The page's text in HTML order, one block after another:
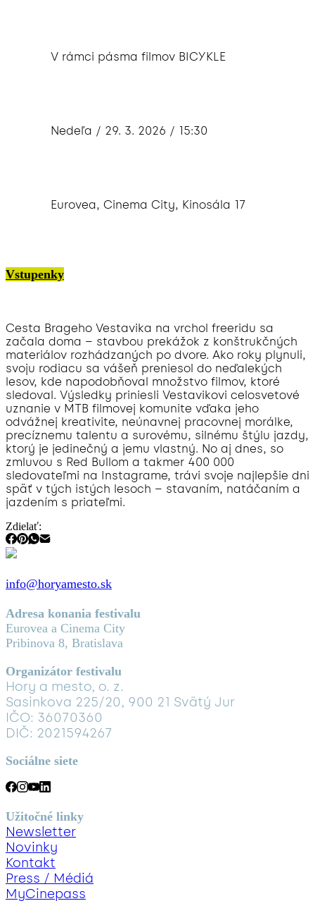
V rámci pásma filmov BICYKLE
Nedeľa / 29. 3. 2026 / 15:30
Eurovea, Cinema City, Kinosála 17
Vstupenky
Cesta Brageho Vestavika na vrchol freeridu sa
začala doma – stavbou prekážok z konštrukčných
materiálov rozhádzaných po dvore. Ako roky plynuli,
svoju rodiacu sa vášeň preniesol do neďalekých
lesov, kde napodobňoval množstvo filmov, ktoré
sledoval. Výsledky priniesli Vestavikovi celosvetové
uznanie v MTB filmovej komunite vďaka jeho
odvážnej kreativite, neúnavnej pracovnej morálke,
precíznemu talentu a surovému, silnému štýlu jazdy,
ktorý je jedinečný a jemu vlastný. No aj dnes, so
zmluvou s Red Bullom a takmer 400 000
sledovateľmi na Instagrame, trávi svoje najlepšie dni
späť v tých istých lesoch – stavaním, natáčaním a
jazdením s priateľmi.
Zdielať:
info@horyamesto.sk
Adresa konania festivalu
Eurovea a Cinema City
Pribinova 8, Bratislava
Organizátor festivalu
Hory a mesto, o. z.
Sasinkova 225/20, 900 21 Svätý Jur
IČO: 36070360
DIČ: 2021594267
Sociálne siete
Užitočné linky
Newsletter
Novinky
Kontakt
Press / Médiá
MyCinepass